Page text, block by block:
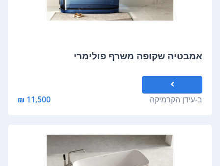
אמבטיה שקופה משרף פולימרי
ב-עידן הקרמיקה 11,500 ₪